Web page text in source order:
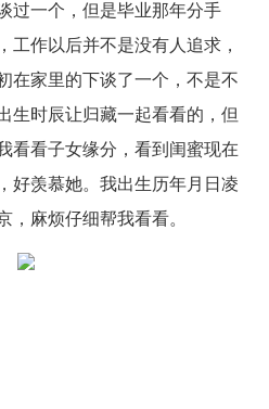
过一个，但是毕业那年分手
工作以后并不是没有人追求，
在家里的下谈了一个，不是不
生时辰让归藏一起看看的，但
看看子女缘分，看到闺蜜现在
好羡慕她。我出生历年月日凌
，麻烦仔细帮我看看。